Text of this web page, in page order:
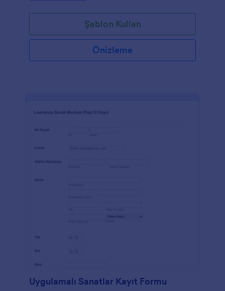
Şablon Kullan
Önizleme
Uygulamalı Sanatlar Kayıt Formu